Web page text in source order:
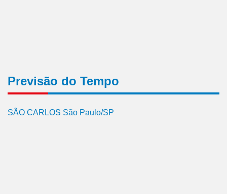
Previsão do Tempo
SÃO CARLOS São Paulo/SP